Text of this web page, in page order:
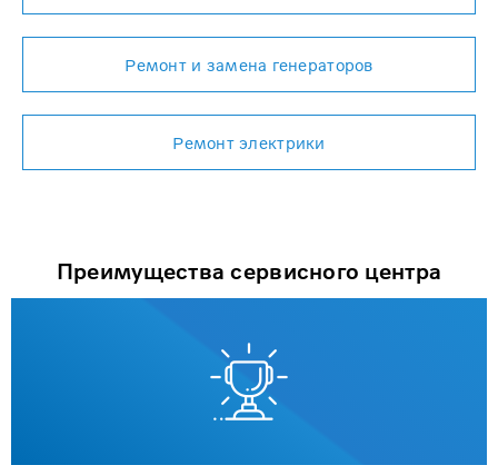
Ремонт и замена генераторов
Ремонт электрики
Преимущества сервисного центра